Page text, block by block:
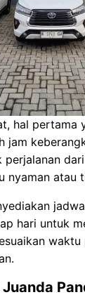
hal pertama
jam
perjalanan
nyaman atau
hari untuk